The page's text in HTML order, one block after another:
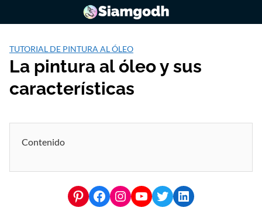
TUTORIAL DE PINTURA AL ÓLEO
La pintura al óleo y sus
características
Contenido
Pinterest
Facebook
Instagram
YouTube
TwitterLinkedIn